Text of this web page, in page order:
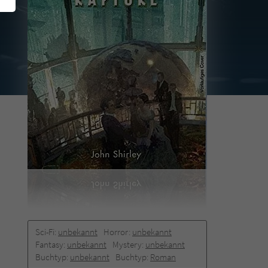
Sci-Fi: unbekannt Horror: unbekannt
Fantasy: unbekannt Mystery: unbekannt
Buchtyp: unbekannt Buchtyp: Roman